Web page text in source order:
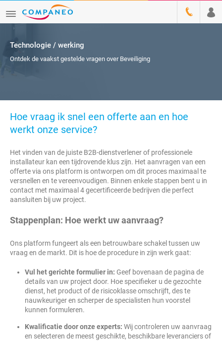
Technologie / werking
Ontdek de vaakst gestelde vragen over Beveiliging
Hoe vraag ik snel een offerte aan en hoe
werkt onze service?
Het vinden van de juiste B2B-dienstverlener of professionele
installateur kan een tijdrovende klus zijn. Het aanvragen van een
offerte via ons platform is ontworpen om dit proces maximaal te
versnellen en te vereenvoudigen. Binnen enkele stappen bent u in
contact met maximaal 4gecertificeerde bedrijven die perfect
aansluiten bij uw project.
Stappenplan: Hoe werkt uw aanvraag?
Ons platform fungeert als een betrouwbare schakel tussen uw
vraag en de markt. Dit is hoe de procedure in zijn werk gaat:
Vul het gerichte formulier in: Geef bovenaan de pagina de
details van uw project door. Hoe specifieker u de gezochte
dienst, het product of de risicoklasse omschrijft, des te
nauwkeuriger en scherper de specialisten hun voorstel
kunnen formuleren.
Kwalificatie door onze experts: Wij controleren uw aanvraag
en selecteren de meest geschikte, beschikbare leveranciers of